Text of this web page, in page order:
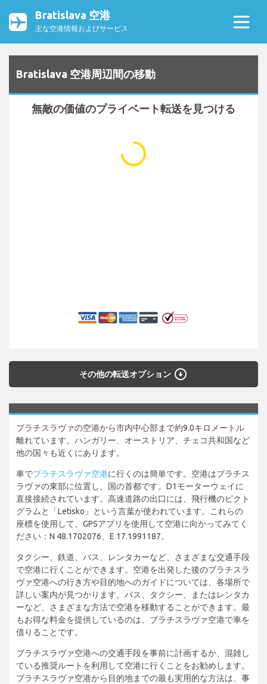
Bratislava 空港
主な空港情報およびサービス
Bratislava 空港周辺間の移動
無敵の価値のプライベート転送を見つける
...
その他の転送オプション arrow_circle_down
ブラチスラヴァの空港から市内中心部まで約9.0キロメートル
離れています。ハンガリー、オーストリア、チェコ共和国など
他の国々も近くにあります。
車でブラチスラヴァ空港に行くのは簡単です。空港はブラチス
ラヴァの東部に位置し、国の首都です。D1モーターウェイに
直接接続されています。高速道路の出口には、飛行機のピクト
グラムと「Letisko」という言葉が使われています。これらの
座標を使用して、GPSアプリを使用して空港に向かってみてく
ださい：N 48.1702076、E 17.1991187。
タクシー、鉄道、バス、レンタカーなど、さまざまな交通手段
で空港に行くことができます。空港を出発した後のブラチスラ
ヴァ空港への行き方や目的地へのガイドについては、各場所で
詳しい案内が見つかります。バス、タクシー、またはレンタカ
ーなど、さまざまな方法で空港を移動することができます。最
もお得な料金を提供しているのは、ブラチスラヴァ空港で車を
借りることです。
ブラチスラヴァ空港への交通手段を事前に計画するか、混雑し
ている推奨ルートを利用して空港に行くことをお勧めします。
ブラチスラヴァ空港から目的地までの最も実用的な方法は、事